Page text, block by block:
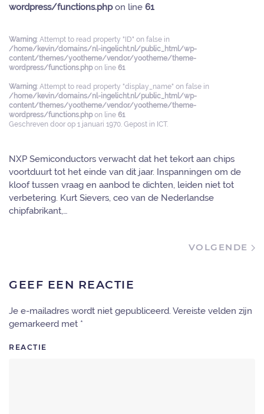
wordpress/functions.phpon line 61
Warning: Attempt to read property "ID" on false in
/home/kevin/domains/nl-ingelicht.nl/public_html/wp-
content/themes/yootheme/vendor/yootheme/theme-
wordpress/functions.phpon line 61
Warning: Attempt to read property "display_name" on false in
/home/kevin/domains/nl-ingelicht.nl/public_html/wp-
content/themes/yootheme/vendor/yootheme/theme-
wordpress/functions.phpon line 61
Geschreven door op 1 januari 1970 . Gepost in ICT.
NXP Semiconductors verwacht dat het tekort aan chips
voortduurt tot het einde van dit jaar. Inspanningen om de
kloof tussen vraag en aanbod te dichten, leiden niet tot
verbetering. Kurt Sievers, ceo van de Nederlandse
chipfabrikant,…
VOLGENDE
GEEF EEN REACTIE
Je e-mailadres wordt niet gepubliceerd. Vereiste velden zijn
gemarkeerd met *
REACTIE